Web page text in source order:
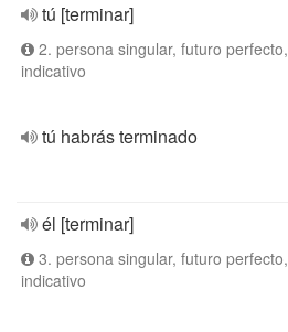
tú [terminar]
2. persona singular, futuro perfecto,
indicativo
tú habrás terminado
él [terminar]
3. persona singular, futuro perfecto,
indicativo